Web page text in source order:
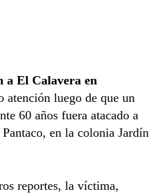
a El Calavera en
atención luego de que un
60 años fuera atacado a
en la colonia Jardín
reportes, la víctima,